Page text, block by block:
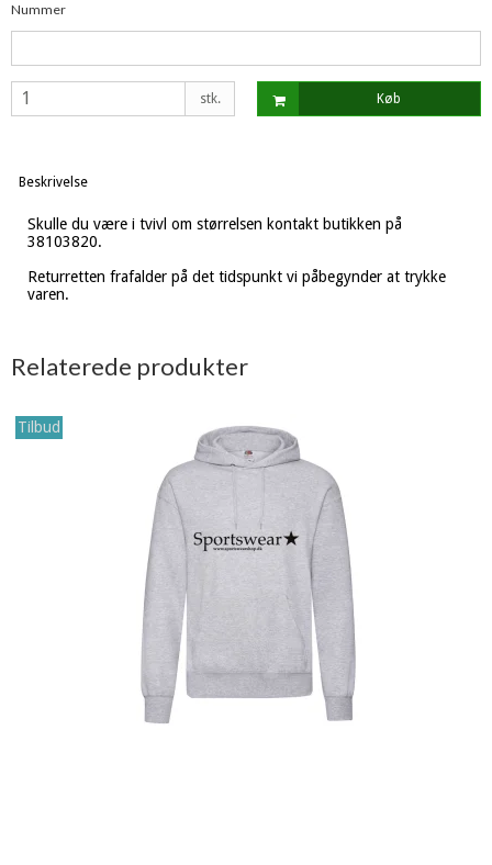
Nummer
stk. Køb
Beskrivelse
Skulle du være i tvivl om størrelsen kontakt butikken på
38103820.
Returretten frafalder på det tidspunkt vi påbegynder at trykke
varen.
Relaterede produkter
Tilbud